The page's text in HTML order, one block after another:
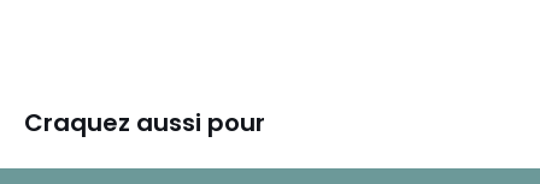
Craquez aussi pour